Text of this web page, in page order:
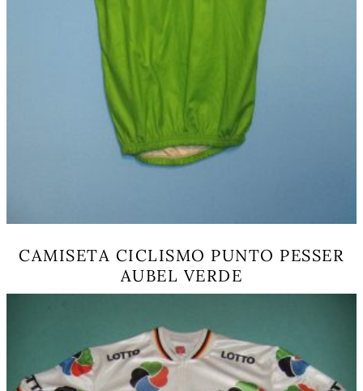
CAMISETA CICLISMO PUNTO PESSER
AUBEL VERDE
tiene
múltiples
variantes.
Las
opciones